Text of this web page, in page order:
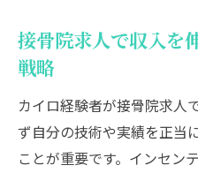
接骨院求人で収入を
戦略
カイロ経験者が接骨院求人
ず自分の技術や実績を正当
ことが重要です。インセン